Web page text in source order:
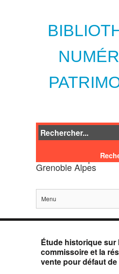
des bibliothèques
Grenoble Alpes
Menu
Étude historique sur
commissoire et la
vente pour défaut